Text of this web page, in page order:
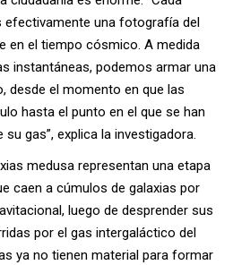
efectivamente una fotografía del
en el tiempo cósmico. A medida
instantáneas, podemos armar una
desde el momento en que las
hasta el punto en el que se han
gas”, explica la investigadora.
medusa representan una etapa
caen a cúmulos de galaxias por
luego de desprender sus
por el gas intergaláctico del
ya no tienen material para formar